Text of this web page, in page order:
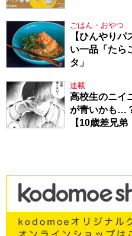
ごはん・おやつ
【ひんやり
い一品「たら
タ」
連載
高校生のニイ
が青いかも…
【10歳差兄